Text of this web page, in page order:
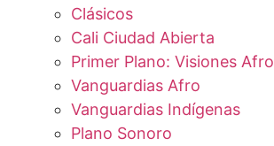
Clásicos
Cali Ciudad Abierta
Primer Plano: Visiones Afro
Vanguardias Afro
Vanguardias Indígenas
Plano Sonoro